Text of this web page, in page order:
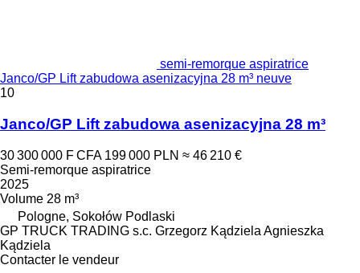
semi-remorque aspiratrice
Janco/GP Lift zabudowa asenizacyjna 28 m³ neuve
10
Janco/GP Lift zabudowa asenizacyjna 28 m³
30 300 000 F CFA 199 000 PLN ≈ 46 210 €
Semi-remorque aspiratrice
2025
Volume 28 m³
Pologne, Sokołów Podlaski
GP TRUCK TRADING s.c. Grzegorz Kądziela Agnieszka
Kądziela
Contacter le vendeur